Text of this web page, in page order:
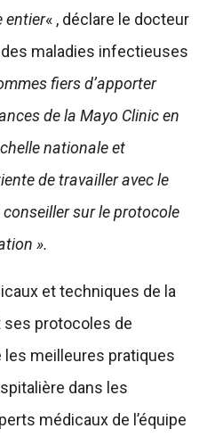
entier« , déclare le docteur
maladies infectieuses
fiers d’apporter
de la Mayo Clinic en
nationale et
de travailler avec le
conseiller sur le protocole
».
et techniques de la
ses protocoles de
les meilleures pratiques
dans les
médicaux de l’équipe